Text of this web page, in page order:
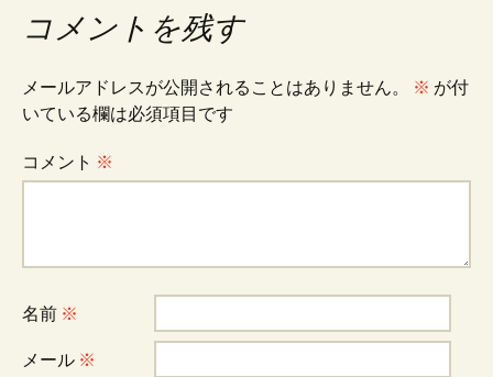
コメントを残す
メールアドレスが公開されることはありません。 ※ が付
いている欄は必須項目です
コメント ※
名前 ※
メール ※